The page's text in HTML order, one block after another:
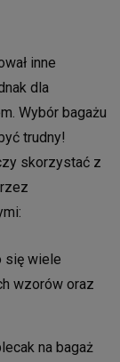
inne
dla
Wybór bagażu
trudny!
skorzystać z
się wiele
wzorów oraz
na bagaż